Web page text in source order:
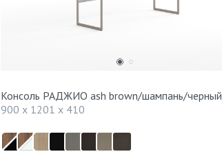
Консоль РАДЖИО ash brown/шампань/черный
900 x 1201 x 410